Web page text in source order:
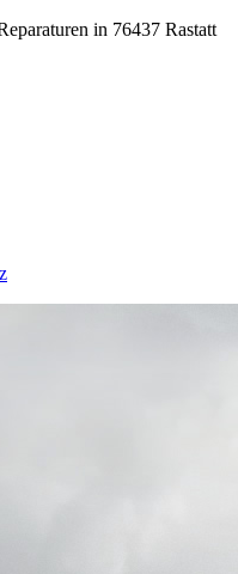
in 76437 Rastatt